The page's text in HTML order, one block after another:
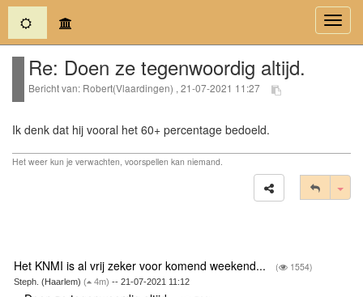
(current)
Re: Doen ze tegenwoordig altijd.
Bericht van: Robert(Vlaardingen) , 21-07-2021 11:27
Ik denk dat hij vooral het 60+ percentage bedoeld.
Het weer kun je verwachten, voorspellen kan niemand.
Het KNMI is al vrij zeker voor komend weekend... ( 1554)
Steph. (Haarlem) ( 4m) -- 21-07-2021 11:12